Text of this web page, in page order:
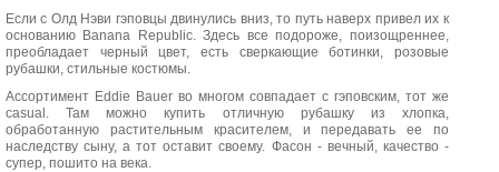
Если с Олд Нэви гэповцы двинулись вниз, то путь наверх привел их к
основанию Banana Republic. Здесь все подороже, поизощреннее,
преобладает черный цвет, есть сверкающие ботинки, розовые
рубашки, стильные костюмы.
Ассортимент Eddie Bauer во многом совпадает с гэповским, тот же
casual. Там можно купить отличную рубашку из хлопка,
обработанную растительным красителем, и передавать ее по
наследству сыну, а тот оставит своему. Фасон - вечный, качество -
супер, пошито на века.